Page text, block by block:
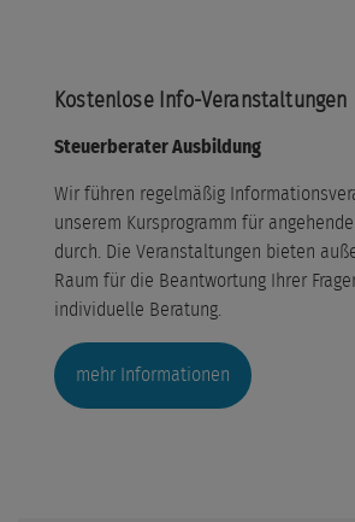
Kostenlose Info-Veranstaltungen
Steuerberater Ausbildung
Wir führen regelmäßig
unserem Kursprogramm für
durch. Die Veranstaltungen bieten
Raum für die Beantwortung Ihrer
individuelle Beratung.
mehr Informationen